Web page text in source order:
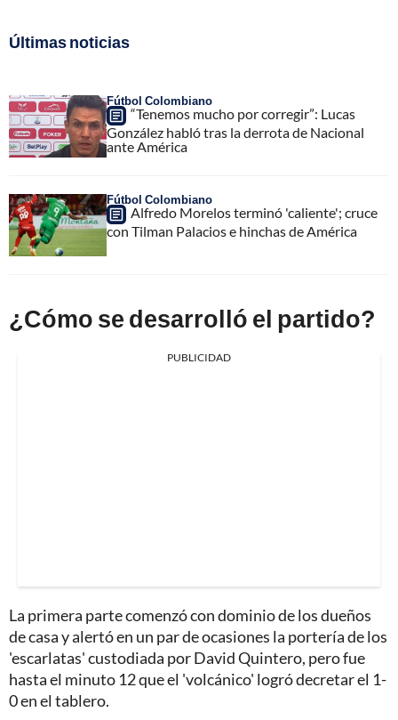
Últimas noticias
Fútbol Colombiano
“Tenemos mucho por corregir”: Lucas
González habló tras la derrota de Nacional
ante América
Fútbol Colombiano
Alfredo Morelos terminó 'caliente'; cruce
con Tilman Palacios e hinchas de América
¿Cómo se desarrolló el partido?
PUBLICIDAD
La primera parte comenzó con dominio de los dueños
de casa y alertó en un par de ocasiones la portería de los
'escarlatas' custodiada por David Quintero, pero fue
hasta el minuto 12 que el 'volcánico' logró decretar el 1-
0 en el tablero.